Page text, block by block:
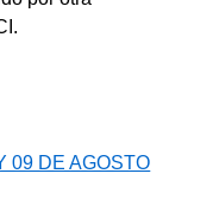
09 DE AGOSTO